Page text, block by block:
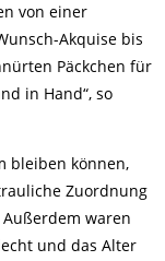
von einer
Akquise bis
Päckchen für
in Hand“, so
bleiben können,
Zuordnung
waren
und das Alter